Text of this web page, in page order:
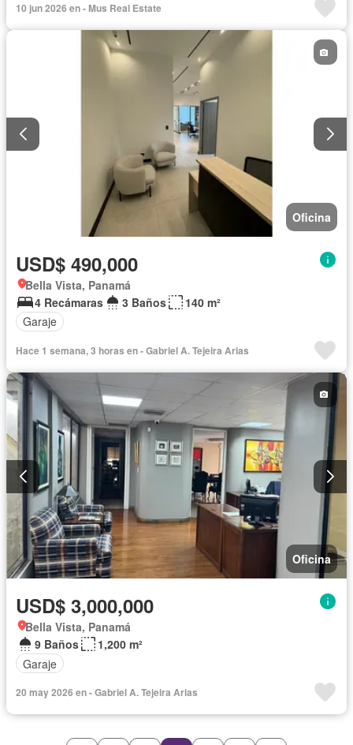
10 jun 2026 en - Mus Real Estate
Oficina
USD$ 490,000
Bella Vista, Panamá
4 Recámaras
3 Baños
140 m²
Garaje
Hace 1 semana, 3 horas en - Gabriel A. Tejeira Arias
Oficina
USD$ 3,000,000
Bella Vista, Panamá
9 Baños
1,200 m²
Garaje
20 may 2026 en - Gabriel A. Tejeira Arias